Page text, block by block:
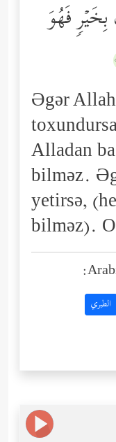
فَهُوَ
Əgər
Alladan
bilməz.
yetirsə,
bilməz).
الطبري